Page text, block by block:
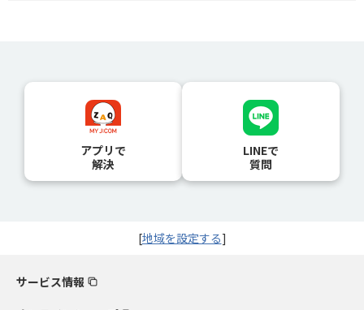
アプリで
解決
LINEで
質問
[地域を設定する]
サービス情報